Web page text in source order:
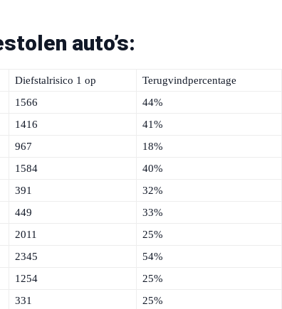
auto’s:
Diefstalrisico 1 op
Terugvindpercentage
1566
44%
1416
41%
967
18%
1584
40%
391
32%
449
33%
2011
25%
2345
54%
1254
25%
331 25%